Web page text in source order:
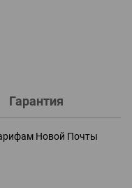
Гарантия
Новой Почты